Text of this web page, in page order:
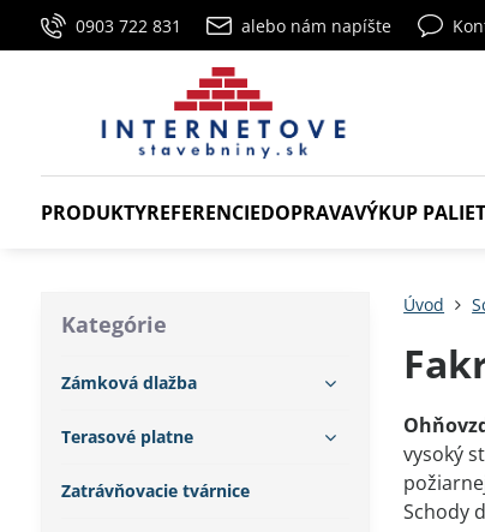
0903 722 831 alebo nám napíšte
PRODUKTYREFERENCIEDOPRAVAVÝKUP PALIET
Úvod
vysoký
Schody
Kategórie
Zámková dlažba
Terasové platne
Zatrávňovacie tvárnice